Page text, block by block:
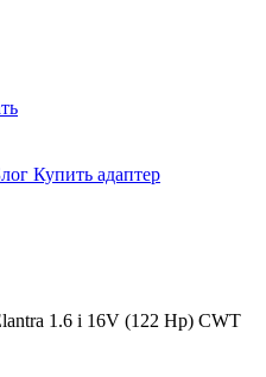
Купить адаптер
1.6 i 16V (122 Hp) CWT